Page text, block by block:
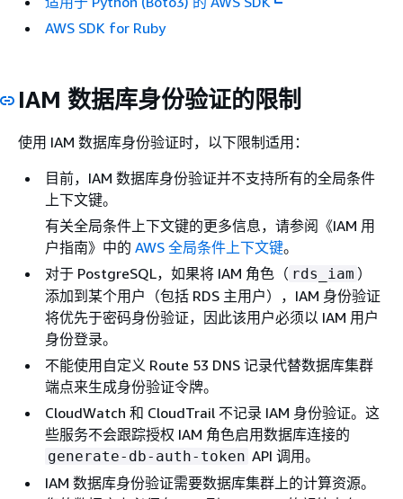
AWS SDK for Ruby
IAM 数据库身份验证的限制
使用 IAM 数据库身份验证时，以下限制适用：
目前，IAM 数据库身份验证并不支持所有的全局条件
上下文键。
有关全局条件上下文键的更多信息，请参阅《IAM 用
户指南》中的 AWS 全局条件上下文键。
对于 PostgreSQL，如果将 IAM 角色（ rds_iam ）
添加到某个用户（包括 RDS 主用户），IAM 身份验证
将优先于密码身份验证，因此该用户必须以 IAM 用户
身份登录。
不能使用自定义 Route 53 DNS 记录代替数据库集群
端点来生成身份验证令牌。
CloudWatch 和 CloudTrail 不记录 IAM 身份验证。这
些服务不会跟踪授权 IAM 角色启用数据库连接的
generate-db-auth-token API 调用。
IAM 数据库身份验证需要数据库集群 上的计算资源。